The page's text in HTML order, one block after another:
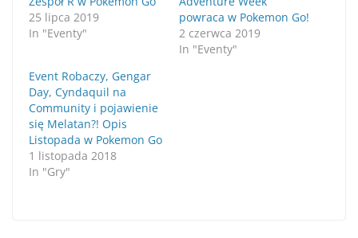
25 lipca 2019
In "Eventy"
powraca w Pokemon Go!
2 czerwca 2019
In "Eventy"
Event Robaczy, Gengar
Day, Cyndaquil na
Community i pojawienie
się Melatan?! Opis
Listopada w Pokemon Go
1 listopada 2018
In "Gry"